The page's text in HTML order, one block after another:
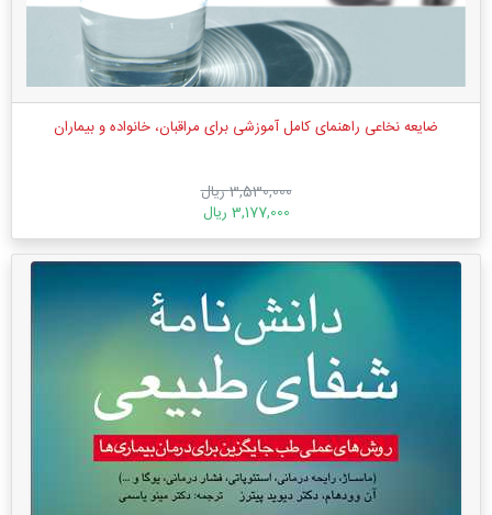
ضایعه نخاعی راهنمای کامل آموزشی برای مراقبان، خانواده و بیماران
3,530,000 ریال
3,177,000 ریال